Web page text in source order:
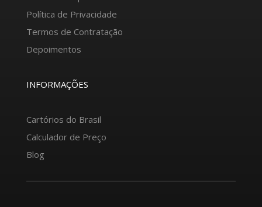
Política de Privacidade
Termos de Contratação
Depoimentos
INFORMAÇÕES
Cartórios do Brasil
Calculador de Preço
Blog